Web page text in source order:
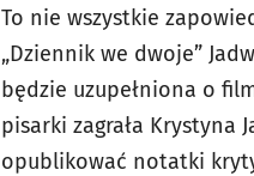
To nie wszystkie
„Dziennik we dwoje”
będzie uzupełniona o
pisarki zagrała Krystyna
opublikować notatki